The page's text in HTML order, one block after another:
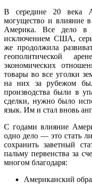
В середине 20 века
могущество и влияние
Америка. Все дело в
исключением США,
же продолжила
геополитической
экономических
товары во все уголки
на них за рубежом
производства были в
сделки, нужно было
язык. Им и стал вновь
С годами влияние
одно дело — это стать
сохранить заветный
пальму первенства за
многом благодаря:
Американский